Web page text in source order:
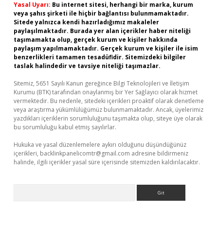
Yasal Uyarı: Bu internet sitesi, herhangi bir marka, kurum
veya şahıs şirketi ile hiçbir bağlantısı bulunmamaktadır.
Sitede yalnızca kendi hazırladığımız makaleler
paylaşılmaktadır. Burada yer alan içerikler haber niteliği
taşımamakta olup, gerçek kurum ve kişiler hakkında
paylaşım yapılmamaktadır. Gerçek kurum ve kişiler ile isim
benzerlikleri tamamen tesadüfidir. Sitemizdeki bilgiler
taslak halindedir ve tavsiye niteliği taşımazlar.
Sitemiz, 5651 Sayılı Kanun gereğince Bilgi Teknolojileri ve İletişim
Kurumu (BTK) tarafından onaylanmış bir Yer Sağlayıcı olarak hizmet
vermektedir. Bu nedenle, sitedeki içerikleri proaktif olarak denetleme
veya araştırma yükümlülüğümüz bulunmamaktadır. Ancak, üyelerimiz
yazdıkları içeriklerin sorumluluğunu taşımakta olup, siteye üye olarak
bu sorumluluğu kabul etmiş sayılırlar.
Hukuka ve yasal düzenlemelere aykırı olduğunu düşündüğünüz
içerikleri, backlinkpanelicomtr@gmail.com adresine bildirmeniz
halinde, ilgili içerikler yasal süre içerisinde sitemizden kaldırılacaktır.